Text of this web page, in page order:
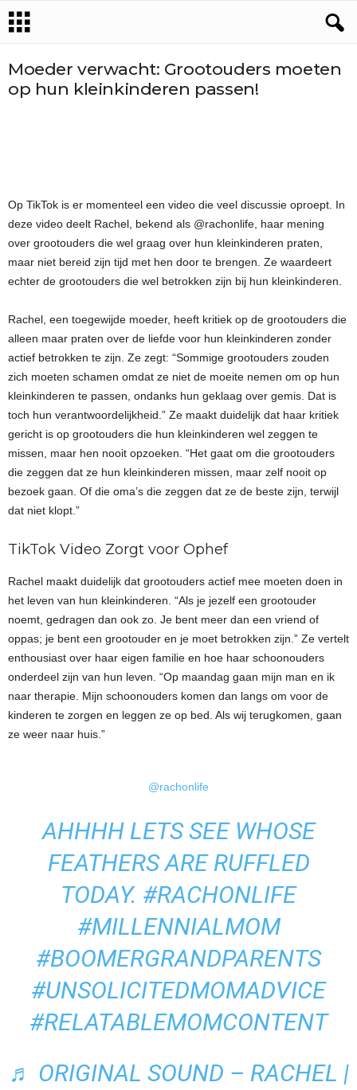
Moeder verwacht: Grootouders moeten
op hun kleinkinderen passen!
Op TikTok is er momenteel een video die veel discussie oproept. In
deze video deelt Rachel, bekend als @rachonlife, haar mening
over grootouders die wel graag over hun kleinkinderen praten,
maar niet bereid zijn tijd met hen door te brengen. Ze waardeert
echter de grootouders die wel betrokken zijn bij hun kleinkinderen.
Rachel, een toegewijde moeder, heeft kritiek op de grootouders die
alleen maar praten over de liefde voor hun kleinkinderen zonder
actief betrokken te zijn. Ze zegt: “Sommige grootouders zouden
zich moeten schamen omdat ze niet de moeite nemen om op hun
kleinkinderen te passen, ondanks hun geklaag over gemis. Dat is
toch hun verantwoordelijkheid.” Ze maakt duidelijk dat haar kritiek
gericht is op grootouders die hun kleinkinderen wel zeggen te
missen, maar hen nooit opzoeken. “Het gaat om die grootouders
die zeggen dat ze hun kleinkinderen missen, maar zelf nooit op
bezoek gaan. Of die oma’s die zeggen dat ze de beste zijn, terwijl
dat niet klopt.”
TikTok Video Zorgt voor Ophef
Rachel maakt duidelijk dat grootouders actief mee moeten doen in
het leven van hun kleinkinderen. “Als je jezelf een grootouder
noemt, gedragen dan ook zo. Je bent meer dan een vriend of
oppas; je bent een grootouder en je moet betrokken zijn.” Ze vertelt
enthousiast over haar eigen familie en hoe haar schoonouders
onderdeel zijn van hun leven. “Op maandag gaan mijn man en ik
naar therapie. Mijn schoonouders komen dan langs om voor de
kinderen te zorgen en leggen ze op bed. Als wij terugkomen, gaan
ze weer naar huis.”
@rachonlife
AHHHH LETS SEE WHOSE
FEATHERS ARE RUFFLED
TODAY. #RACHONLIFE
#MILLENNIALMOM
#BOOMERGRANDPARENTS
#UNSOLICITEDMOMADVICE
#RELATABLEMOMCONTENT
♬ ORIGINAL SOUND – RACHEL |